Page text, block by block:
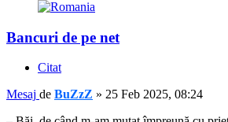
Bancuri de pe net
Citat
Mesaj de BuZzZ » 25 Feb 2025, 08:24